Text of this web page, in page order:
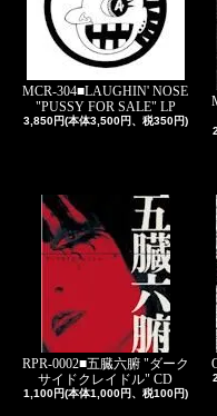
MCR-304■LAUGHIN' NOSE
"PUSSY FOR SALE" LP
3,850円(本体3,500円、税350円)
RPR-0002■五臓六腑 "ダーク
サイドクレイドル" CD
1,100円(本体1,000円、税100円)